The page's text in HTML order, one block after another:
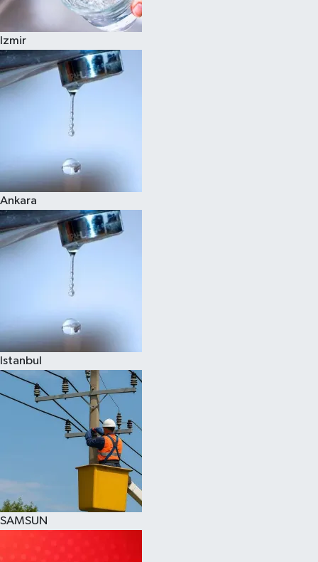
Izmir
Ankara
Istanbul
SAMSUN